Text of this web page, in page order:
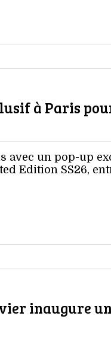
à Paris
avec un pop-up
Edition SS26,
inaugure